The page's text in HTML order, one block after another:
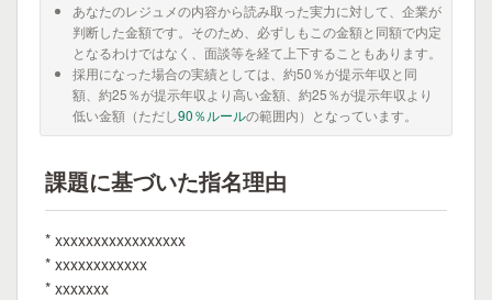
あなたのレジュメの内容から読み取った実力に対して、企業が
判断した金額です。そのため、必ずしもこの金額と同額で内定
となるわけではなく、面談等を経て上下することもあります。
採用になった場合の実績としては、約50％が提示年収と同
額、約25％が提示年収より高い金額、約25％が提示年収より
低い金額（ただし90％ルールの範囲内）となっています。
課題に基づいた指名理由
* xxxxxxxxxxxxxxxxx
* xxxxxxxxxxxx
* xxxxxxx